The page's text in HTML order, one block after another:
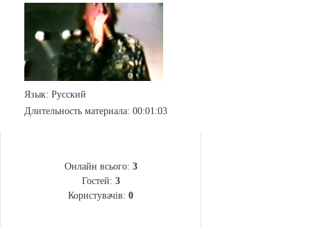
Язык: Русский
Длительность материала: 00:01:03
Онлайн всього: 3
Гостей: 3
Користувачів: 0